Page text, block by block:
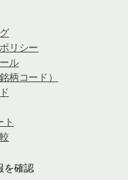
リシー
ル
柄コード）
ト
を確認